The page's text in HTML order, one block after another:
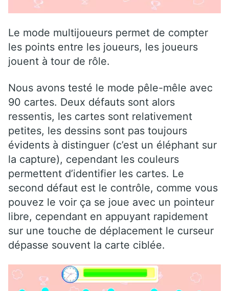
Le mode multijoueurs permet de compter
les points entre les joueurs, les joueurs
jouent à tour de rôle.
Nous avons testé le mode pêle-mêle avec
90 cartes. Deux défauts sont alors
ressentis, les cartes sont relativement
petites, les dessins sont pas toujours
évidents à distinguer (c’est un éléphant sur
la capture), cependant les couleurs
permettent d’identifier les cartes. Le
second défaut est le contrôle, comme vous
pouvez le voir ça se joue avec un pointeur
libre, cependant en appuyant rapidement
sur une touche de déplacement le curseur
dépasse souvent la carte ciblée.